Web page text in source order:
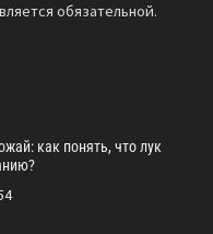
обязательной.
как понять, что лук